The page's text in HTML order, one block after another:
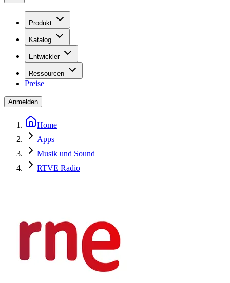
Produkt
Katalog
Entwickler
Ressourcen
Preise
Anmelden
Home
Apps
Musik und Sound
RTVE Radio